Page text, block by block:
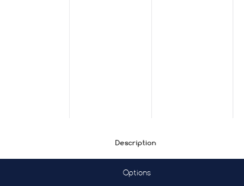
Description
Options